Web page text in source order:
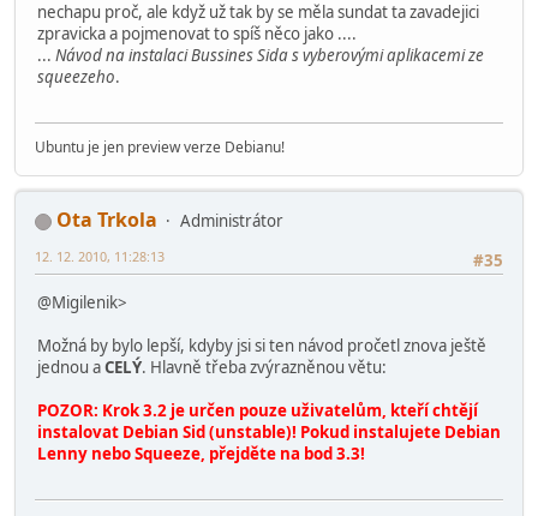
nechapu proč, ale když už tak by se měla sundat ta zavadejici
zpravicka a pojmenovat to spíš něco jako ....
... Návod na instalaci Bussines Sida s vyberovými aplikacemi ze
squeezeho.
Ubuntu je jen preview verze Debianu!
Ota Trkola
Administrátor
#35
12. 12. 2010, 11:28:13
@Migilenik>
Možná by bylo lepší, kdyby jsi si ten návod pročetl znova ještě
jednou aCELÝ. Hlavně třeba zvýrazněnou větu:
POZOR: Krok 3.2 je určen pouze uživatelům, kteří chtějí
instalovat Debian Sid (unstable)! Pokud instalujete Debian
Lenny nebo Squeeze, přejděte na bod 3.3!